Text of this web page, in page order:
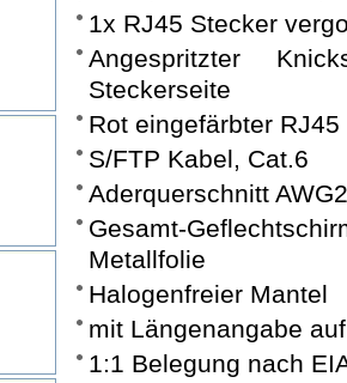
1x RJ45 Stecker
Angespritzter
Steckerseite
Rot eingefärbter
S/FTP Kabel, Cat.6
Aderquerschnitt
Gesamt-
Metallfolie
Halogenfreier Mantel
mit Längenangabe
1:1 Belegung nach